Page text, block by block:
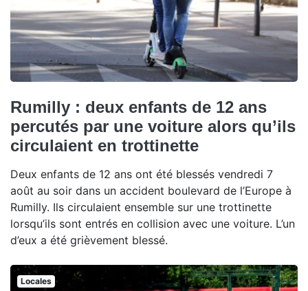
Rumilly : deux enfants de 12 ans
percutés par une voiture alors qu’ils
circulaient en trottinette
Deux enfants de 12 ans ont été blessés vendredi 7
août au soir dans un accident boulevard de l’Europe à
Rumilly. Ils circulaient ensemble sur une trottinette
lorsqu’ils sont entrés en collision avec une voiture. L’un
d’eux a été grièvement blessé.
Locales